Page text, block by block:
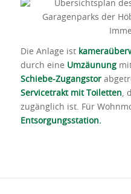
Die Anlage ist
durch eine Umzäunung
Schiebe-Zugangstor
Servicetrakt mit Toiletten,
zugänglich ist. Für
Entsorgungsstation.